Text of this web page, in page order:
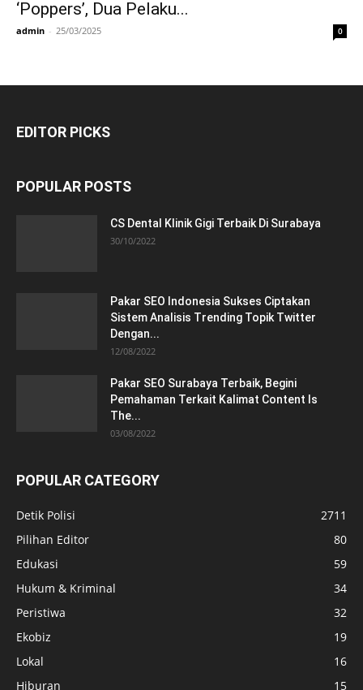
‘Poppers’, Dua Pelaku...
admin - 25/03/2025 0
EDITOR PICKS
POPULAR POSTS
CS Dental Klinik Gigi Terbaik Di Surabaya
30/10/2022
Pakar SEO Indonesia Sukses Ciptakan
Sistem Analisis Trending Topik Twitter
Dengan...
12/08/2022
Pakar SEO Surabaya Terbaik, Begini
Pemahaman Terkait Kalimat Content Is
The...
03/08/2022
POPULAR CATEGORY
Detik Polisi
2711
Pilihan Editor
80
Edukasi
59
Hukum & Kriminal
34
Peristiwa
32
Ekobiz
19
Lokal
16
Hiburan
15